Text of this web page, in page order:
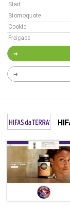
Start
Stornoquote
Cookie
Freigabe